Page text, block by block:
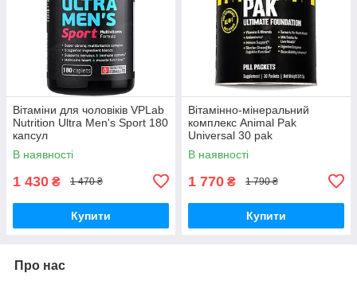
Вітаміни для чоловіків VPLab
Nutrition Ultra Men's Sport 180
капсул
В наявності
1 430 ₴ 1 470 ₴
Купити
Вітамінно-мінеральний
комплекс Animal Pak
Universal 30 pak
В наявності
1 770 ₴ 1 790 ₴
Купити
Про нас